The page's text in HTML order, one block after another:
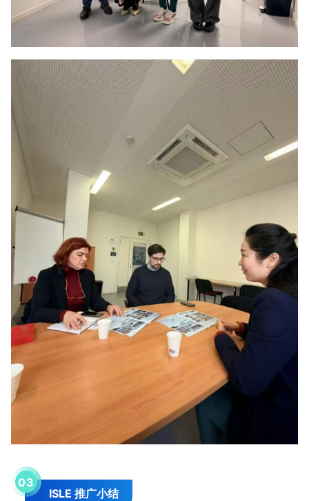
03
ISLE 推广小结